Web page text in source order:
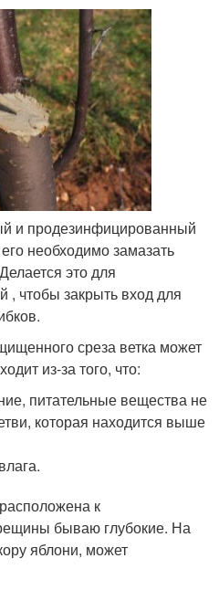
и продезинфицированный
необходимо замазать
это для
, чтобы закрыть вход для
среза ветка может
из-за того, что:
питательные вещества не
которая находится выше
к
бываю глубокие. На
яблони, может